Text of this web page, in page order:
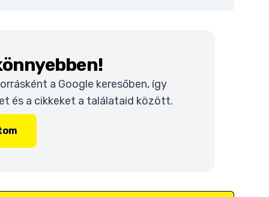
a Google keresőben, így
és a cikkeket a találataid között.